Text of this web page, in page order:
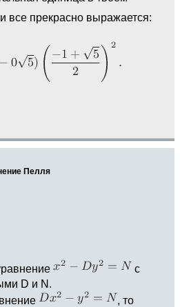
и все прекрасно выражается:
Пелля
с
D и N.
, то